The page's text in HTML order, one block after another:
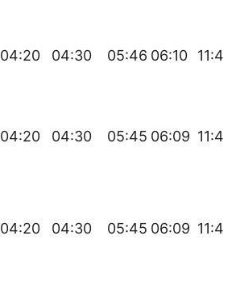
04:20 04:30 05:46 06:10 11:45
04:20 04:30 05:45 06:09 11:45
04:20 04:30 05:45 06:09 11:45